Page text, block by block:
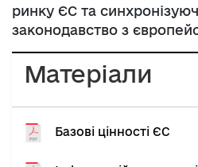
ринку ЄС та
законодавство з
Матеріали
Базові цінності ЄС